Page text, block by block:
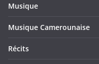
Musique
Musique Camerounaise
Récits